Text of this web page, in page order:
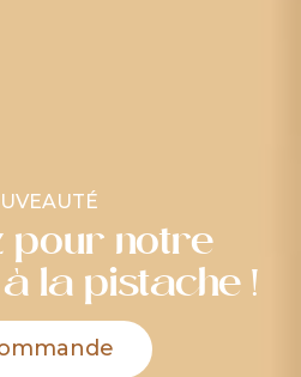
pour notre
la pistache !